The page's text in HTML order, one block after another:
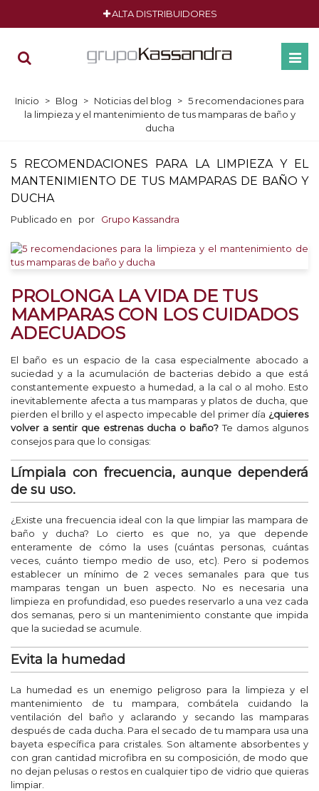
ALTA DISTRIBUIDORES
Inicio > Blog > Noticias del blog > 5 recomendaciones para
la limpieza y el mantenimiento de tus mamparas de baño y
ducha
5 RECOMENDACIONES PARA LA LIMPIEZA Y EL
MANTENIMIENTO DE TUS MAMPARAS DE BAÑO Y
DUCHA
Publicado en por Grupo Kassandra
PROLONGA LA VIDA DE TUS
MAMPARAS CON LOS CUIDADOS
ADECUADOS
El baño es un espacio de la casa especialmente abocado a
suciedad y a la acumulación de bacterias debido a que está
constantemente expuesto a humedad, a la cal o al moho. Esto
inevitablemente afecta a tus mamparas y platos de ducha, que
pierden el brillo y el aspecto impecable del primer día ¿quieres
volver a sentir que estrenas ducha o baño? Te damos algunos
consejos para que lo consigas:
Límpiala con frecuencia, aunque dependerá
de su uso.
¿Existe una frecuencia ideal con la que limpiar las mampara de
baño y ducha? Lo cierto es que no, ya que depende
enteramente de cómo la uses (cuántas personas, cuántas
veces, cuánto tiempo medio de uso, etc). Pero si podemos
establecer un mínimo de 2 veces semanales para que tus
mamparas tengan un buen aspecto. No es necesaria una
limpieza en profundidad, eso puedes reservarlo a una vez cada
dos semanas, pero si un mantenimiento constante que impida
que la suciedad se acumule.
Evita la humedad
La humedad es un enemigo peligroso para la limpieza y el
mantenimiento de tu mampara, combátela cuidando la
ventilación del baño y aclarando y secando las mamparas
después de cada ducha. Para el secado de tu mampara usa una
bayeta específica para cristales. Son altamente absorbentes y
con gran cantidad microfibra en su composición, de modo que
no dejan pelusas o restos en cualquier tipo de vidrio que quieras
limpiar.